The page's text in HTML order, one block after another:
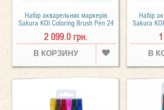
Набір акварельних маркерів
Sakura KOI Coloring Brush Pen 24
2 099.0 грн.
В КОРЗИНУ
Набір
Sakura
В